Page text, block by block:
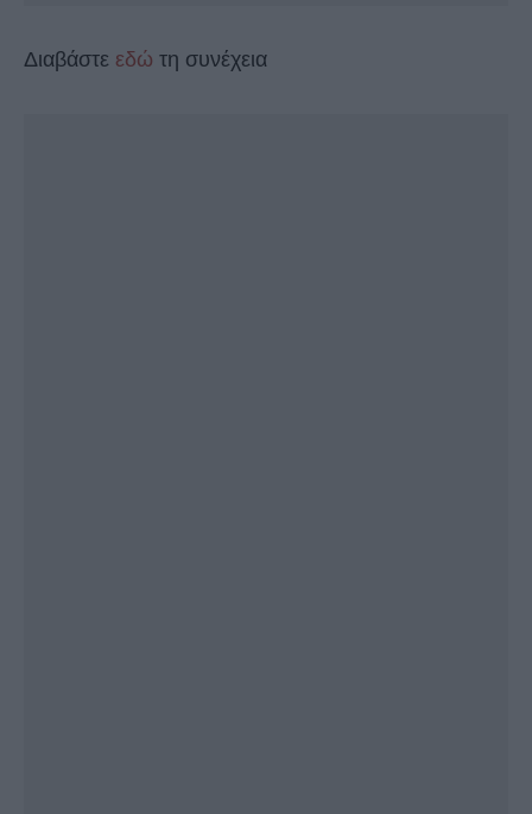
Διαβάστε εδώ τη συνέχεια